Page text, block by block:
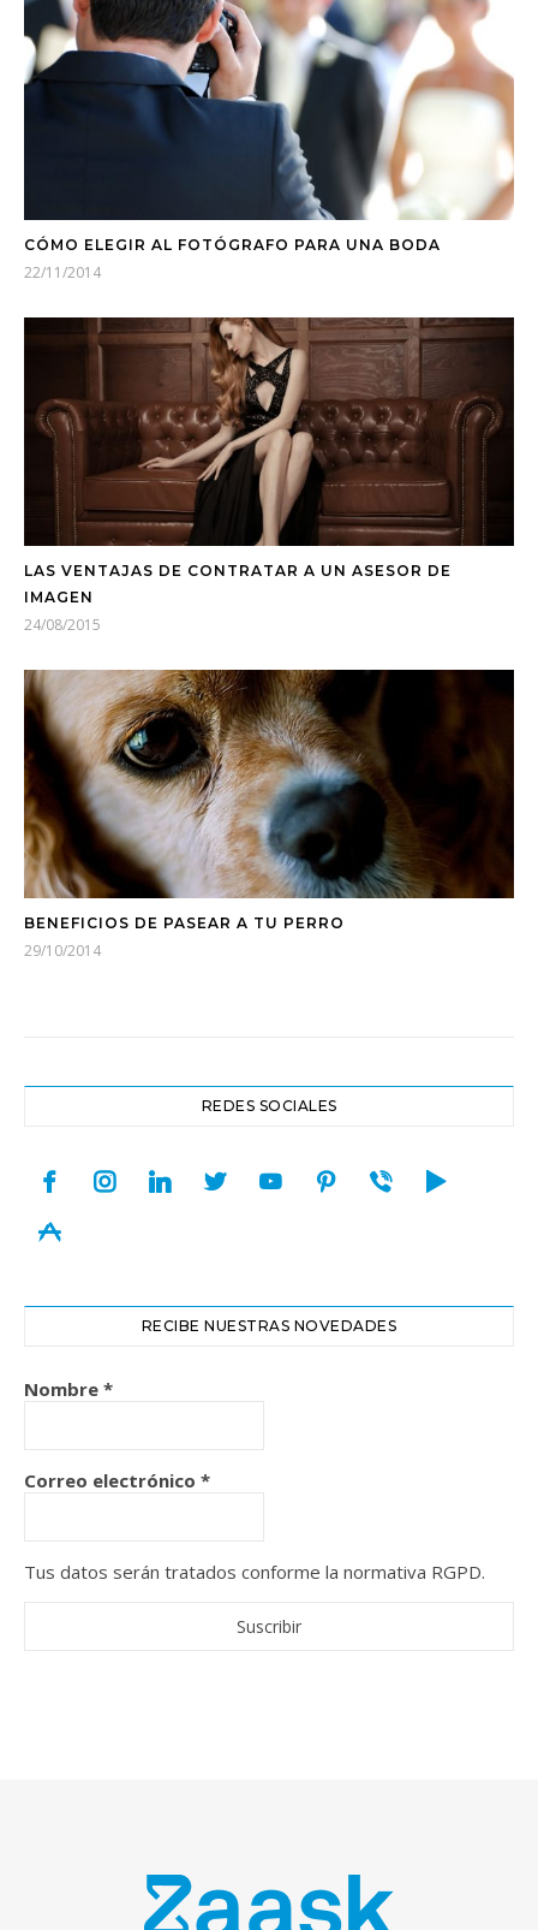
CÓMO ELEGIR AL FOTÓGRAFO PARA UNA BODA
22/11/2014
LAS VENTAJAS DE CONTRATAR A UN ASESOR DE
IMAGEN
24/08/2015
BENEFICIOS DE PASEAR A TU PERRO
29/10/2014
REDES SOCIALES
facebookinstagramlinkedintwitteryoutubepinterest
viber play
appstore
RECIBE NUESTRAS NOVEDADES
Nombre *
Correo electrónico *
Tus datos serán tratados conforme la normativa RGPD.